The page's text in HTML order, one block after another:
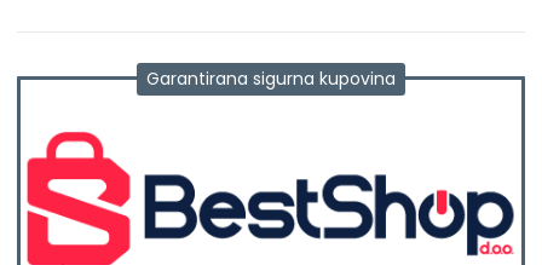
Garantirana sigurna kupovina